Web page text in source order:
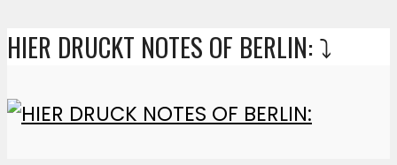
HIER DRUCKT NOTES OF BERLIN: ⤵️